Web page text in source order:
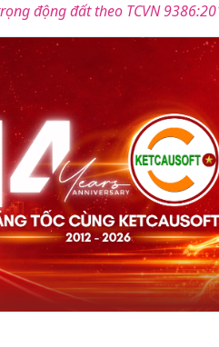
động đất theo TCVN